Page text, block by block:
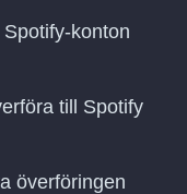
konton
till Spotify
överföringen